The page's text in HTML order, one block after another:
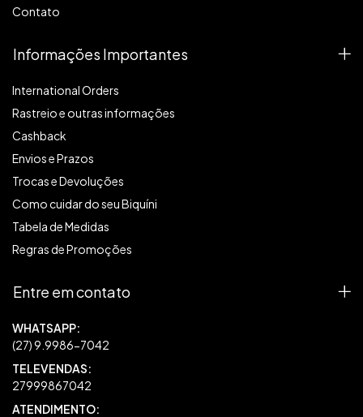
Contato
Informações Importantes
International Orders
Rastreio e outras informações
Cashback
Envios e Prazos
Trocas e Devoluções
Como cuidar do seu Biquíni
Tabela de Medidas
Regras de Promoções
Entre em contato
27999867042